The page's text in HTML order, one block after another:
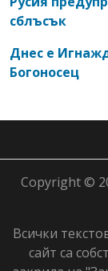
сблъсък
Днес е
Богоносец
Copyright ©
Всички
сайт са